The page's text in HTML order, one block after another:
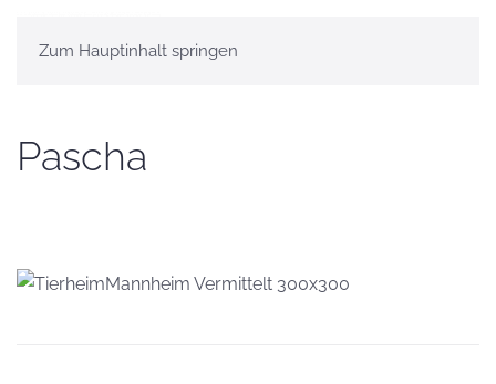
Zum Hauptinhalt springen
Pascha